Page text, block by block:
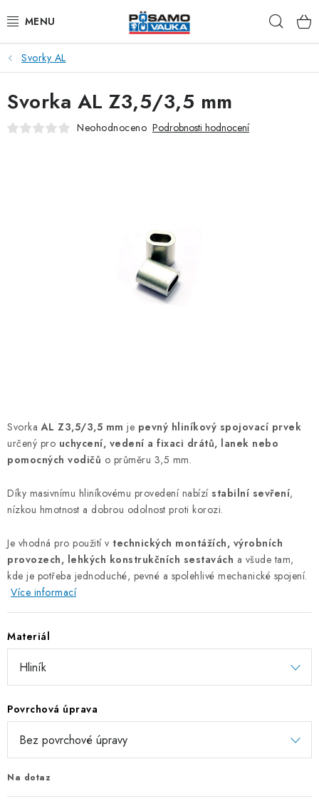
na
ŘETĚZY
LANA Z OCELI A NEREZI
PŘÍSLUŠENSTVÍ K LANŮM
TŘMENY A ZÁVĚSNÁ OKA
KLÍČOVÉ PŘÍVĚSKY
S - HÁČKY
NOUZOVÉ ČLÁNKY
ZÁVLAČKY
KURTY A POPRUHY
TEXTILNÍ LANA
ZÁVĚSNÉ ŘETĚZY PRO KVĚTINÁČE
Svorky AL
SvorkaAL Z3,5/3,5 mm je pevný hliníkový spojovací prvek
určený pro uchycení, vedení a fixaci drátů, lanek nebo
pomocných vodičů o průměru 3,5 mm.
Díky masivnímu hliníkovému provedení nabízí stabilní sevření,
nízkou hmotnost a dobrou odolnost proti korozi.
Je vhodná pro použití v technických montážích, výrobních
provozech, lehkých konstrukčních sestavách a všude tam,
kde je potřeba jednoduché, pevné a spolehlivé mechanické spojení.
Více informací
Materiál
Povrchová úprava
Na dotaz
Svorka AL Z3,5/3,5 mm
Neohodnoceno Podrobnosti hodnocení